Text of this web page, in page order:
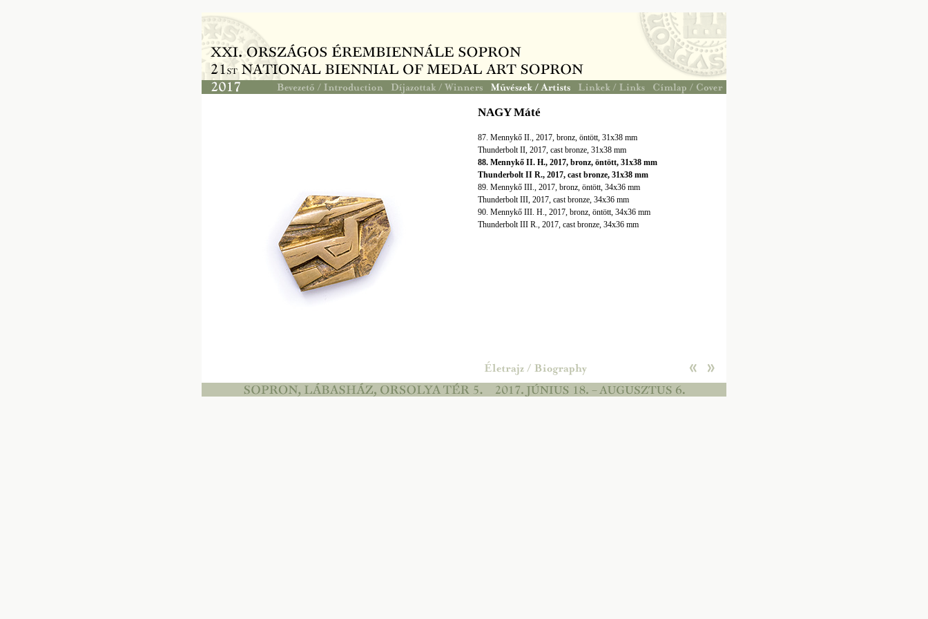
NAGY Máté
87. Mennykő II., 2017, bronz, öntött, 31x38 mm
Thunderbolt II, 2017, cast bronze, 31x38 mm
88. Mennykő II. H., 2017, bronz, öntött, 31x38 mm
Thunderbolt II R., 2017, cast bronze, 31x38 mm
89. Mennykő III., 2017, bronz, öntött, 34x36 mm
Thunderbolt III, 2017, cast bronze, 34x36 mm
90. Mennykő III. H., 2017, bronz, öntött, 34x36 mm
Thunderbolt III R., 2017, cast bronze, 34x36 mm